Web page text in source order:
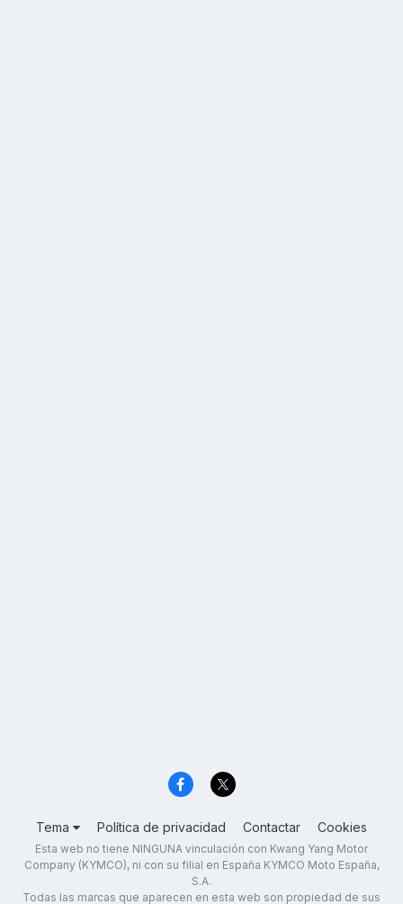
Tema Política de privacidad Contactar Cookies
Esta web no tiene NINGUNA vinculación con Kwang Yang Motor
Company (KYMCO), ni con su filial en España KYMCO Moto España,
S.A.
Todas las marcas que aparecen en esta web son propiedad de sus